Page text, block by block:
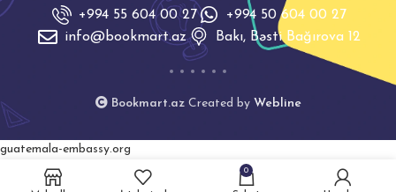
+994 55 604 00 27
+994 50 604 00 27
info@bookmart.az
Bakı, Bəsti Bağırova 12
Bookmart.azCreated by Webline
guatemala-embassy.org
0